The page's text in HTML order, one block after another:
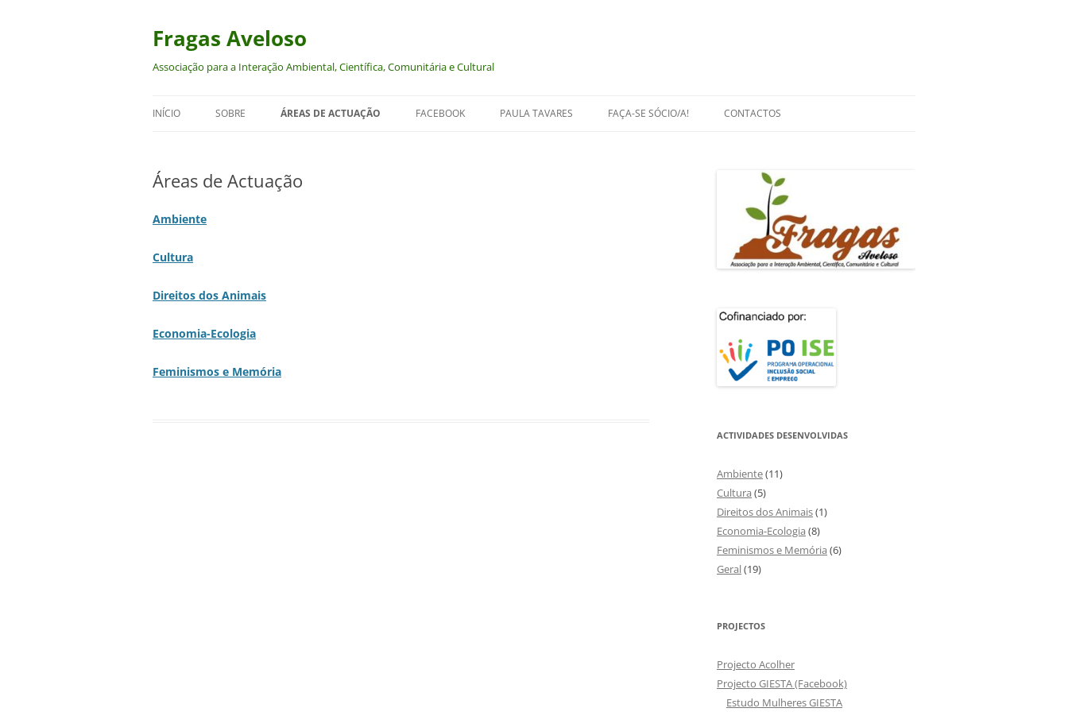
conteúdo
Fragas Aveloso
Associação para a Interação Ambiental, Científica, Comunitária e Cultural
INÍCIO SOBRE ÁREAS DE ACTUAÇÃO
CULTURA
FACEBOOK PAULA TAVARES FAÇA-SE SÓCIO/A! CONTACTOS
Áreas de Actuação
Ambiente
Cultura
Direitos dos Animais
Economia-Ecologia
Feminismos e Memória
ACTIVIDADES DESENVOLVIDAS
Ambiente(11)
Cultura (5)
Direitos dos Animais(1)
Economia-Ecologia (8)
Feminismos e Memória (6)
Geral(19)
PROJECTOS
Projecto Acolher
Projecto GIESTA (Facebook)
Estudo Mulheres GIESTA